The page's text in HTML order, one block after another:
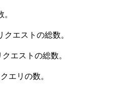
クエストの総数。
エストの総数。
エリの数。